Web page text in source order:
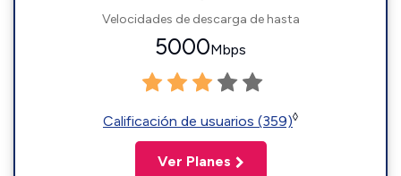
Velocidades de descarga de hasta
5000Mbps
Calificación de usuarios (359)◊
Ver Planes